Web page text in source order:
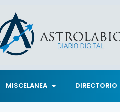
MISCELANEA DIRECTORIO